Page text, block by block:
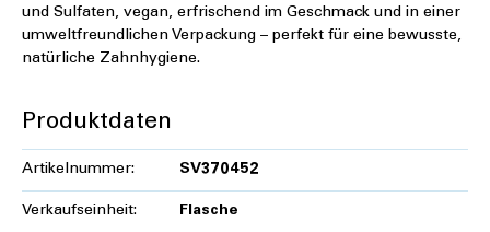
und Sulfaten, vegan, erfrischend im Geschmack und in einer
umweltfreundlichen Verpackung – perfekt für eine bewusste,
natürliche Zahnhygiene.
Produktdaten
Artikelnummer: SV370452
Verkaufseinheit: Flasche